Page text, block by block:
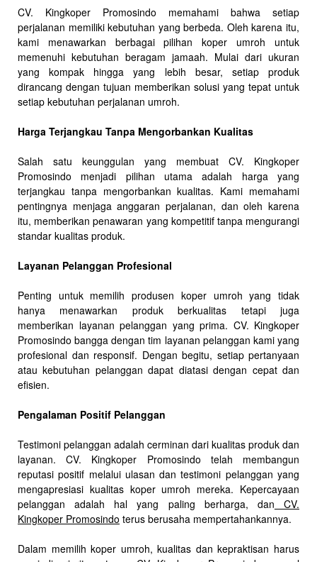
CV. Kingkoper Promosindo memahami bahwa setiap
perjalanan memiliki kebutuhan yang berbeda. Oleh karena itu,
kami menawarkan berbagai pilihan koper umroh untuk
memenuhi kebutuhan beragam jamaah. Mulai dari ukuran
yang kompak hingga yang lebih besar, setiap produk
dirancang dengan tujuan memberikan solusi yang tepat untuk
setiap kebutuhan perjalanan umroh.
Harga Terjangkau Tanpa Mengorbankan Kualitas
Salah satu keunggulan yang membuat CV. Kingkoper
Promosindo menjadi pilihan utama adalah harga yang
terjangkau tanpa mengorbankan kualitas. Kami memahami
pentingnya menjaga anggaran perjalanan, dan oleh karena
itu, memberikan penawaran yang kompetitif tanpa mengurangi
standar kualitas produk.
Layanan Pelanggan Profesional
Penting untuk memilih produsen koper umroh yang tidak
hanya menawarkan produk berkualitas tetapi juga
memberikan layanan pelanggan yang prima. CV. Kingkoper
Promosindo bangga dengan tim layanan pelanggan kami yang
profesional dan responsif. Dengan begitu, setiap pertanyaan
atau kebutuhan pelanggan dapat diatasi dengan cepat dan
efisien.
Pengalaman Positif Pelanggan
Testimoni pelanggan adalah cerminan dari kualitas produk dan
layanan. CV. Kingkoper Promosindo telah membangun
reputasi positif melalui ulasan dan testimoni pelanggan yang
mengapresiasi kualitas koper umroh mereka. Kepercayaan
pelanggan adalah hal yang paling berharga, dan CV.
Kingkoper Promosindo terus berusaha mempertahankannya.
Dalam memilih koper umroh, kualitas dan kepraktisan harus